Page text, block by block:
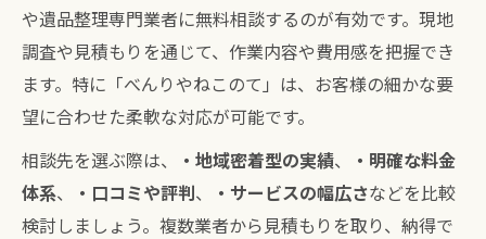
や遺品整理専門業者に無料相談するのが有効です。現地
調査や見積もりを通じて、作業内容や費用感を把握でき
ます。特に「べんりやねこのて」は、お客様の細かな要
望に合わせた柔軟な対応が可能です。
相談先を選ぶ際は、
・地域密着型の実績、
・明確な料金
体系、 ・口コミや評判、 ・サービスの幅広さなどを比較
検討しましょう。複数業者から見積もりを取り、納得で